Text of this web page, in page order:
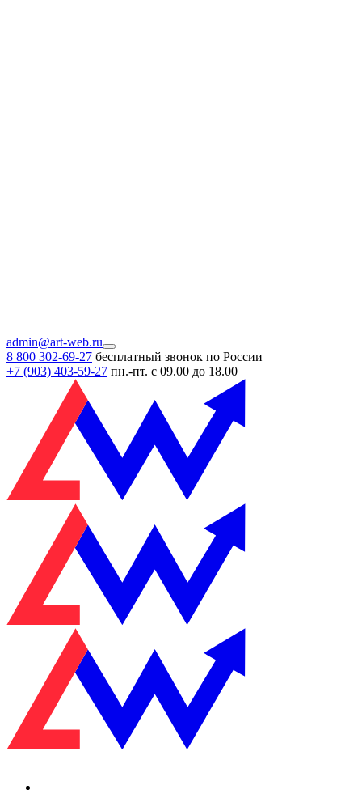
admin@art-web.ru
8 800 302-69-27 бесплатный звонок по России
+7 (903) 403-59-27 пн.-пт. с 09.00 до 18.00